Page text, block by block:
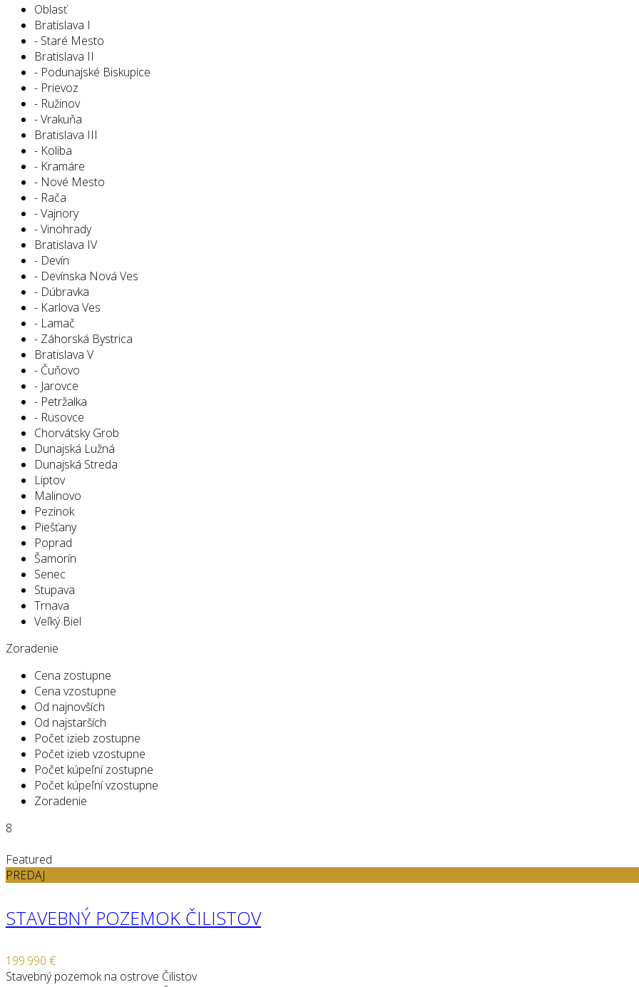
Oblasť
Bratislava I
- Staré Mesto
Bratislava II
- Podunajské Biskupice
- Prievoz
- Ružinov
- Vrakuňa
Bratislava III
- Koliba
- Kramáre
- Nové Mesto
- Rača
- Vajnory
- Vinohrady
Bratislava IV
- Devín
- Devínska Nová Ves
- Dúbravka
- Karlova Ves
- Lamač
- Záhorská Bystrica
Bratislava V
- Čuňovo
- Jarovce
- Petržalka
- Rusovce
Chorvátsky Grob
Dunajská Lužná
Dunajská Streda
Liptov
Malinovo
Pezinok
Piešťany
Poprad
Šamorín
Senec
Stupava
Trnava
Veľký Biel
Zoradenie
Cena zostupne
Cena vzostupne
Od najnovších
Od najstarších
Počet izieb zostupne
Počet izieb vzostupne
Počet kúpeľní zostupne
Počet kúpeľní vzostupne
Zoradenie
8
Featured
PREDAJ
STAVEBNÝ POZEMOK ČILISTOV
199.990 €
Stavebný pozemok na ostrove Čilistov